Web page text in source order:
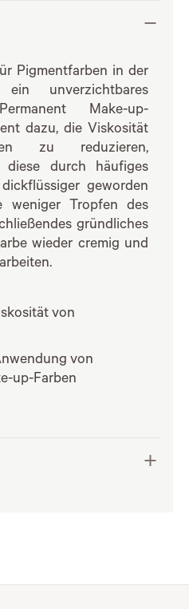
Pigmentfarben in der
unverzichtbares
Make-up-
dazu, die Viskosität
zu reduzieren,
diese durch häufiges
geworden
weniger Tropfen des
gründliches
wieder cremig und
von
von
up-Farben